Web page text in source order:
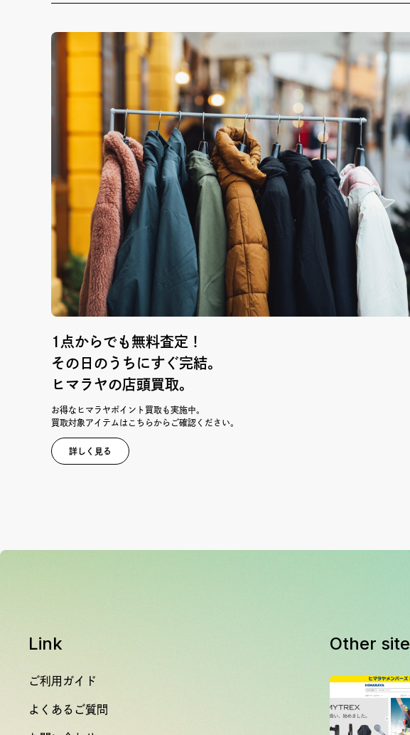
1点からでも無料査定！
その日のうちにすぐ完結。
ヒマラヤの店頭買取。
お得なヒマラヤポイント買取も実施中。
買取対象アイテムはこちらからご確認ください。
詳しく見る
Link
ご利用ガイド
よくあるご質問
Other site